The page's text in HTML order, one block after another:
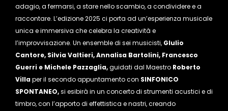
adagio, a fermarsi, a stare nello scambio, a condividere e a
raccontare. L’edizione 2025 ci porta ad un’esperienza musicale
unica e immersiva che celebra la creatività e
l’improvvisazione. Un ensemble di sei musicisti, GIulio
Cantore, Silvia Valtieri, Annalisa Bartolini, Francesco
Guerri e Michele Pazzaglia,guidati dal Maestro Roberto
Villaper il secondo appuntamento con SINFONICO
SPONTANEO,si esibirà in un concerto di strumenti acustici e di
timbro, con l’apporto di effettistica e nastri, creando